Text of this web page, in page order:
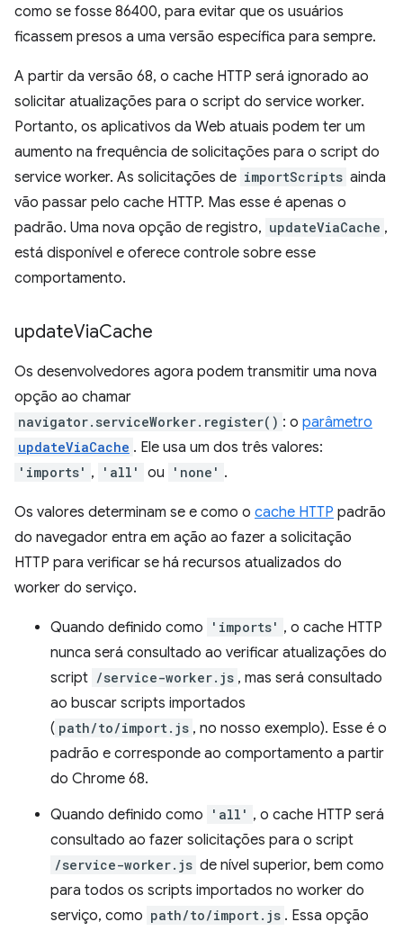
como se fosse 86400, para evitar que os usuários
ficassem presos a uma versão específica para sempre.
A partir da versão 68, o cache HTTP será ignorado ao
solicitar atualizações para o script do service worker.
Portanto, os aplicativos da Web atuais podem ter um
aumento na frequência de solicitações para o script do
service worker. As solicitações de importScripts ainda
vão passar pelo cache HTTP. Mas esse é apenas o
padrão. Uma nova opção de registro, updateViaCache ,
está disponível e oferece controle sobre esse
comportamento.
updateViaCache
Os desenvolvedores agora podem transmitir uma nova
opção ao chamar
navigator.serviceWorker.register() : o parâmetro
updateViaCache . Ele usa um dos três valores:
'imports' , 'all' ou 'none' .
Os valores determinam se e como o cache HTTP padrão
do navegador entra em ação ao fazer a solicitação
HTTP para verificar se há recursos atualizados do
worker do serviço.
Quando definido como 'imports' , o cache HTTP
nunca será consultado ao verificar atualizações do
script /service-worker.js , mas será consultado
ao buscar scripts importados
( path/to/import.js , no nosso exemplo). Esse é o
padrão e corresponde ao comportamento a partir
do Chrome 68.
Quando definido como
'all' , o cache HTTP será
consultado ao fazer solicitações para o script
/service-worker.js de nível superior, bem como
para todos os scripts importados no worker do
serviço, como path/to/import.js . Essa opção